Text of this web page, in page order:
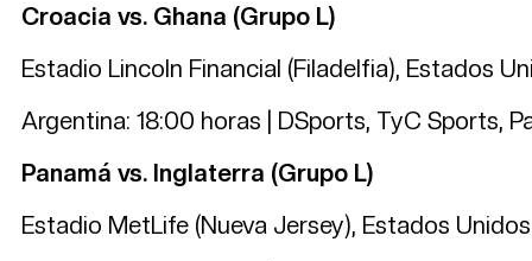
Croacia vs. Ghana (Grupo L)
Estadio Lincoln Financial (Filadelfia), Estados
Argentina: 18:00 horas | DSports, TyC Sports,
Panamá vs. Inglaterra (Grupo L)
Estadio MetLife (Nueva Jersey), Estados Unidos